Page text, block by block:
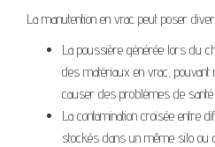
La manutention en vrac peut poser
La poussière générée lors du
des matériaux en vrac, pouvant
causer des problèmes de santé
La contamination croisée entre
stockés dans un même silo ou